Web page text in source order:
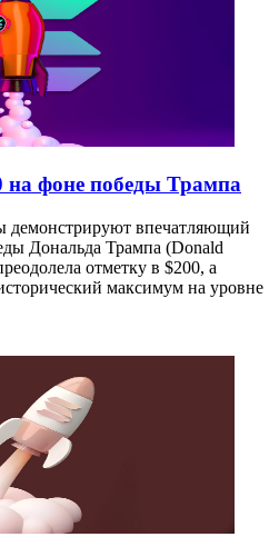
на фоне победы Трампа
впечатляющий
Дональда Трампа (Donald
отметку в $200, а
максимум на уровне